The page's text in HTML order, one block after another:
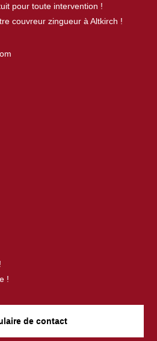
pour toute intervention !
couvreur zingueur à Altkirch !
!
de contact